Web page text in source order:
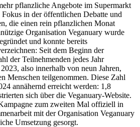
pflanzliche Angebote im Supermarkt
in der öffentlichen Debatte und
die einen rein pflanzlichen Monat
Organisation Veganuary wurde
und konnte bereits
Seit dem Beginn der
der Teilnehmenden jedes Jahr
also innerhalb von neun Jahren,
Menschen teilgenommen. Diese Zahl
annähernd erreicht werden: 1,8
sich über die Veganuary-Website.
zum zweiten Mal offiziell in
mit der Organisation Veganuary
Umsetzung gesorgt.